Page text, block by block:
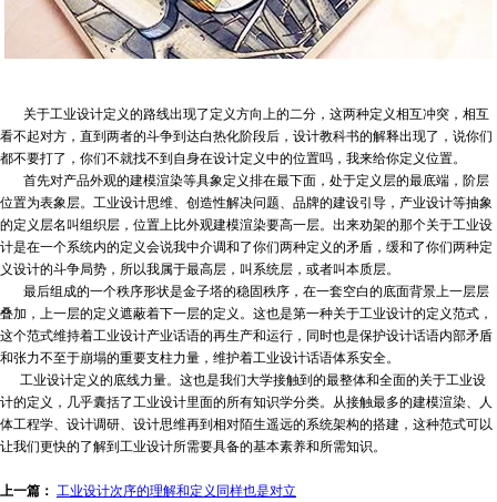
关于工业设计定义的路线出现了定义方向上的二分，这两种定义相互冲突，相互
看不起对方，直到两者的斗争到达白热化阶段后，设计教科书的解释出现了，说你们
都不要打了，你们不就找不到自身在设计定义中的位置吗，我来给你定义位置。
首先对产品外观的建模渲染等具象定义排在最下面，处于定义层的最底端，阶层
位置为表象层。工业设计思维、创造性解决问题、品牌的建设引导，产业设计等抽象
的定义层名叫组织层，位置上比外观建模渲染要高一层。出来劝架的那个关于工业设
计是在一个系统内的定义会说我中介调和了你们两种定义的矛盾，缓和了你们两种定
义设计的斗争局势，所以我属于最高层，叫系统层，或者叫本质层。
最后组成的一个秩序形状是金子塔的稳固秩序，在一套空白的底面背景上一层层
叠加，上一层的定义遮蔽着下一层的定义。这也是第一种关于工业设计的定义范式，
这个范式维持着工业设计产业话语的再生产和运行，同时也是保护设计话语内部矛盾
和张力不至于崩塌的重要支柱力量，维护着工业设计话语体系安全。
工业设计定义的底线力量。这也是我们大学接触到的最整体和全面的关于工业设
计的定义，几乎囊括了工业设计里面的所有知识学分类。从接触最多的建模渲染、人
体工程学、设计调研、设计思维再到相对陌生遥远的系统架构的搭建，这种范式可以
让我们更快的了解到工业设计所需要具备的基本素养和所需知识。
上一篇： 工业设计次序的理解和定义同样也是对立